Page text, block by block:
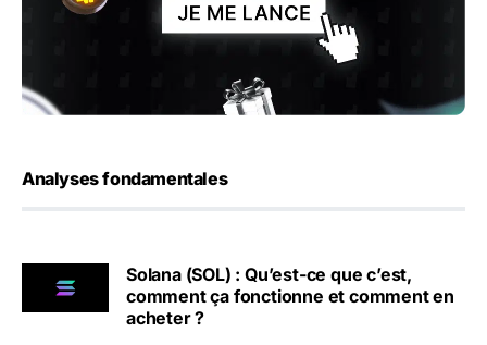
Analyses fondamentales
Solana (SOL) : Qu’est-ce que c’est,
comment ça fonctionne et comment en
acheter ?